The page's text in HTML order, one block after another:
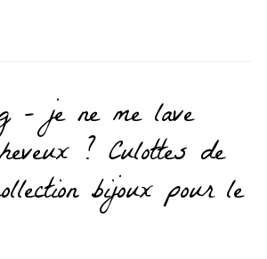
– je ne me lave
? Culottes de
bijoux pour le